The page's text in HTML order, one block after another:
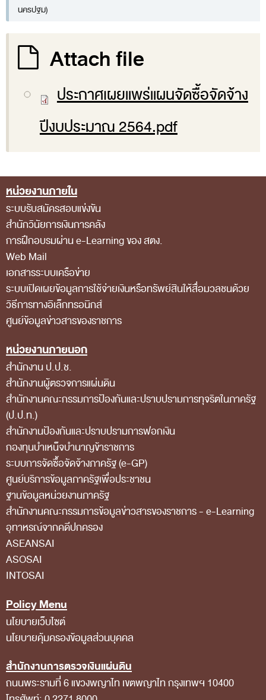
ผู้ช่วยผู้ว่าการตรวจเงินแผ่นดิน
ที่ปรึกษาประจำสำนักงาน
ผู้บริหารเทคโนโลยีสารสนเทศระดับสูง (CIO)
หน้าที่และอำนาจ และการแบ่งส่วนราชการ
หน้าที่และอำนาจ
โครงสร้างหน่วยงาน
ส่วนกลาง
ส่วนภูมิภาค
คณะกรรมการตรวจสอบของสำนักงานการตรวจเงิน
แผ่นดิน
โครงสร้างคณะกรรมการตรวจสอบ
เอกสารที่เกี่ยวข้องกับคณะกรรมการตรวจสอบ
คณะกรรมการมาตรฐานจริยธรรมของเจ้าหน้าที่และ
บุคลากรอื่น
โครงสร้างคณะกรรมการ
เอกสารที่เกี่ยวข้อง
ตราสัญลักษณ์ สตง.
ผลการตรวจสอบ
ผลการตรวจสอบที่สำคัญ
สถิติการตรวจสอบรายงานการเงิน
ข้อมูลสาธารณะ
ข่าวสารการจัดซื้อจัดจ้างของ สตง.
แผนการจัดซื้อจัดจ้าง
ประกาศประกวดราคา/ราคากลาง/ขายพัสดุเสื่อม
สภาพ
สรุปผลการจัดซื้อจัดจ้าง
ข้อมูลสาระสำคัญในสัญญา
การรายงานผลการจัดซื้อจัดจ้าง หรือการจัดการ
พัสดุ
การประเมิน ITA
ศูนย์ข้อมูลข่าวสารของราชการ
นครปฐม)
Attach file
ประกาศเผยแพร่แผนจัดซื้อจัดจ้าง
ปีงบประมาณ 2564.pdf
Footer Menu
หน่วยงานภายใน
ระบบรับสมัครสอบแข่งขัน
สำนักวินัยการเงินการคลัง
การฝึกอบรมผ่าน e-Learning ของ สตง.
Web Mail
เอกสารระบบเครือข่าย
ระบบเปิดเผยข้อมูลการใช้จ่ายเงินหรือทรัพย์สินให้สื่อมวลชนด้วย
วิธีการทางอิเล็กทรอนิกส์
ศูนย์ข้อมูลข่าวสารของราชการ
หน่วยงานภายนอก
สำนักงาน ป.ป.ช.
สำนักงานผู้ตรวจการแผ่นดิน
สำนักงานคณะกรรมการป้องกันและปราบปรามการทุจริตในภาครัฐ
(ป.ป.ท.)
สำนักงานป้องกันและปราบปรามการฟอกเงิน
กองทุนบำเหน็จบำนาญข้าราชการ
ระบบการจัดซื้อจัดจ้างภาครัฐ (e-GP)
ศูนย์บริการข้อมูลภาครัฐเพื่อประชาชน
ฐานข้อมูลหน่วยงานภาครัฐ
สํานักงานคณะกรรมการข้อมูลข่าวสารของราชการ - e-Learning
อุทาหรณ์จากคดีปกครอง
ASEANSAI
ASOSAI
INTOSAI
Policy Menu
นโยบายเว็บไซต์
นโยบายคุ้มครองข้อมูลส่วนบุคคล
สำนักงานการตรวจเงินแผ่นดิน
ถนนพระรามที่ 6 แขวงพญาไท เขตพญาไท กรุงเทพฯ 10400